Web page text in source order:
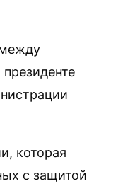
которая
с защитой